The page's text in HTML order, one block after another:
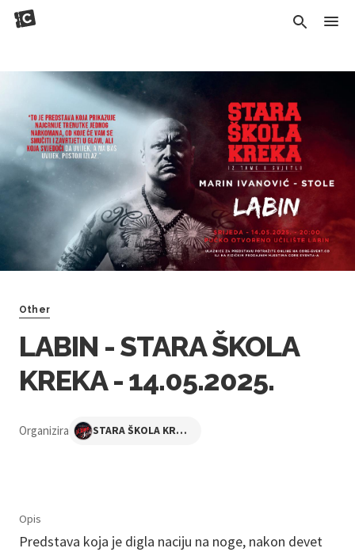
Other
LABIN - STARA ŠKOLA
KREKA - 14.05.2025.
Organizira STARA ŠKOLA KREKA
Opis
Predstava koja je digla naciju na noge, nakon devet